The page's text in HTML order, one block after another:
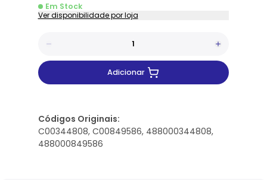
Em Stock
Ver disponibilidade por loja
Adicionar
Códigos Originais:
C00344808, C00849586, 488000344808,
488000849586